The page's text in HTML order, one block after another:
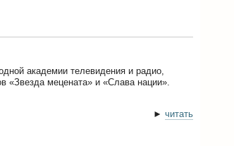
академии телевидения и радио,
«Звезда мецената» и «Слава нации».
► читать